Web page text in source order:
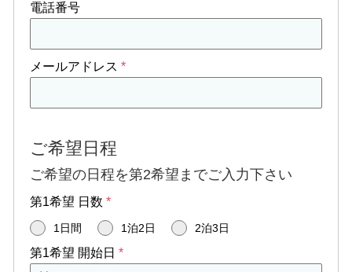
屈足わかふじ園日記
〒081-0023
北海道上川郡新得町
電話番号
メールアドレス*
ご希望日程
ご希望の日程を第2希望までご入力下さい
第1希望 日数*
1日間 1泊2日 2泊3日
第1希望 開始日*